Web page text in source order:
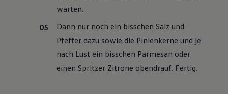
warten.
Dann nur noch ein bisschen Salz und
Pfeffer dazu sowie die Pinienkerne und je
nach Lust ein bisschen Parmesan oder
einen Spritzer Zitrone obendrauf. Fertig.